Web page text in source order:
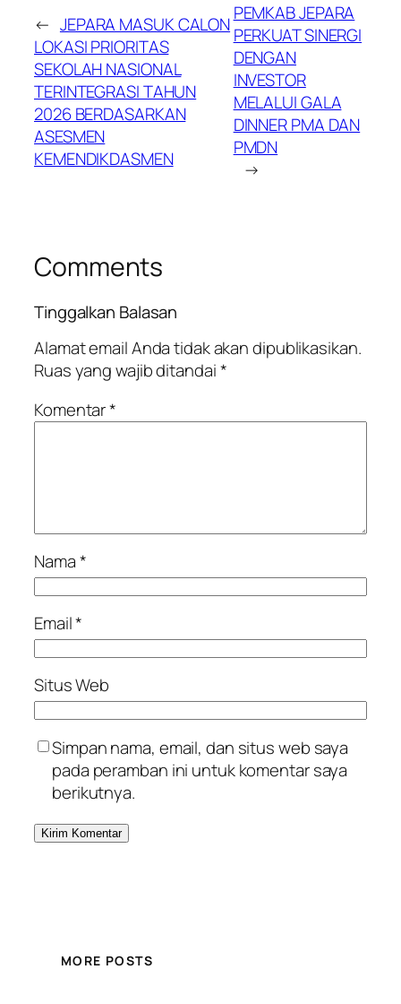
← JEPARA MASUK CALON
LOKASI PRIORITAS
SEKOLAH NASIONAL
TERINTEGRASI TAHUN
2026 BERDASARKAN
ASESMEN
KEMENDIKDASMEN
​PEMKAB JEPARA
PERKUAT SINERGI
DENGAN
INVESTOR
MELALUI GALA
DINNER PMA DAN
PMDN
→
Comments
Tinggalkan Balasan
Alamat email Anda tidak akan dipublikasikan.
Ruas yang wajib ditandai*
Komentar*
Nama*
Email*
Situs Web
Simpan nama, email, dan situs web saya
pada peramban ini untuk komentar saya
berikutnya.
MORE POSTS